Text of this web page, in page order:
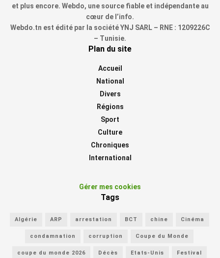
et plus encore. Webdo, une source fiable et indépendante au
cœur de l’info.
Webdo.tn est édité par la société YNJ SARL – RNE : 1209226C
– Tunisie.
Plan du site
Accueil
National
Divers
Régions
Sport
Culture
Chroniques
International
Gérer mes cookies
Tags
Algérie ARP arrestation BCT chine Cinéma
condamnation corruption Coupe du Monde
coupe du monde 2026 Décès Etats-Unis Festival